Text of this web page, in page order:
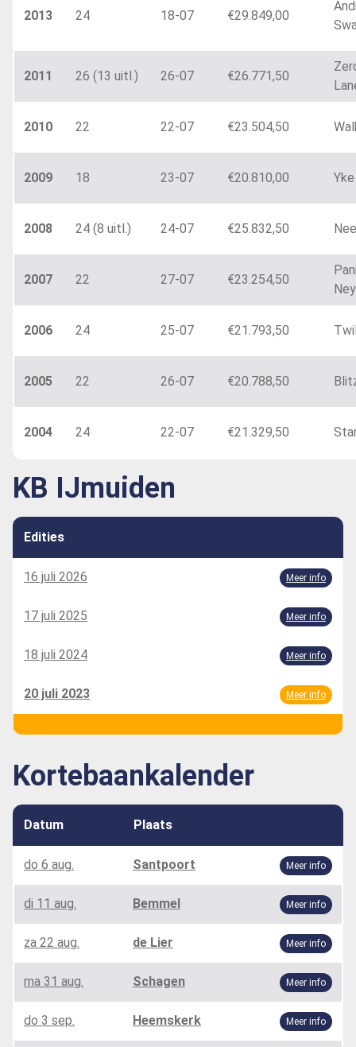
2013 24 18-07 €29.849,00
2011 26 (13 uitl.) 26-07 €26.771,50
2010 22 22-07 €23.504,50
2009 18 23-07 €20.810,00
2008 24 (8 uitl.) 24-07 €25.832,50
2007 22 27-07 €23.254,50
2006 24 25-07 €21.793,50
2005 22 26-07 €20.788,50
2004 24 22-07 €21.329,50
KB IJmuiden
Edities
16 juli 2026 Meer info
17 juli 2025 Meer info
18 juli 2024 Meer info
20 juli 2023 Meer info
Kortebaankalender
Datum Plaats
do 6 aug. Santpoort Meer info
di 11 aug. Bemmel Meer info
za 22 aug. de Lier Meer info
ma 31 aug. Schagen Meer info
do 3 sep. Heemskerk Meer info